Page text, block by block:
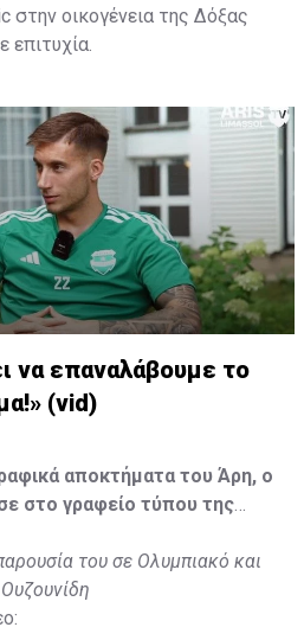
στην οικογένεια της Δόξας
επιτυχία.
να επαναλάβουμε το
(vid)
αποκτήματα του Άρη, ο
στο γραφείο τύπου της
του σε Ολυμπιακό και